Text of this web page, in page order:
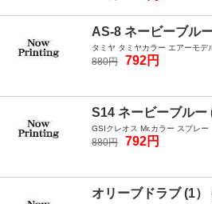
AS-8 ネービーブル
タミヤ タミヤカラー エアーモデ
880円 792円
S14 ネービーブルー
GSIクレオス Mr.カラー スプレー
880円 792円
オリーブドラブ (1）